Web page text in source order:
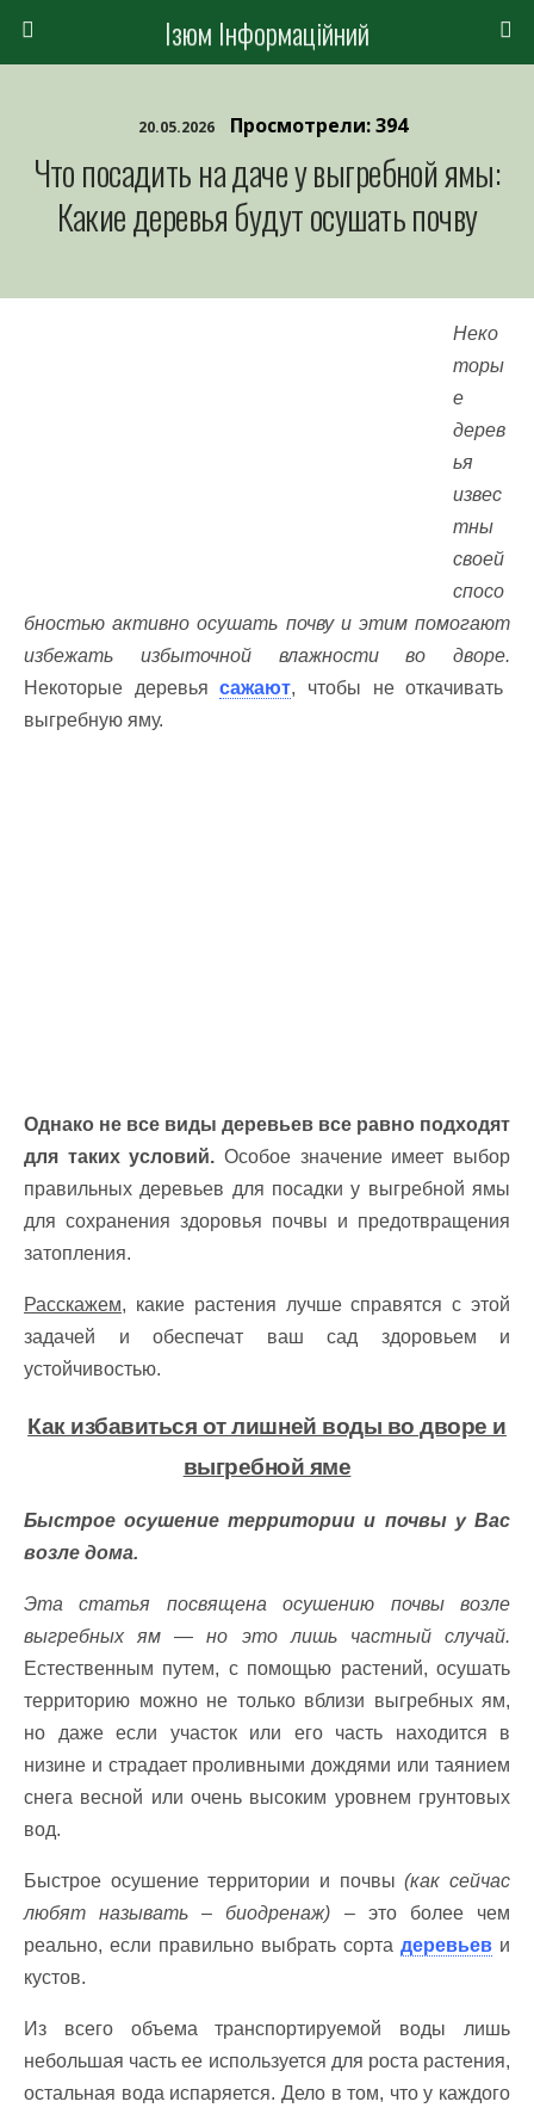
Ізюм Інформаційний
20.05.2026 Просмотрели: 394
Что посадить на даче у выгребной ямы:
Какие деревья будут осушать почву
Неко
торы
е
дерев
ья
извес
тны
своей
спосо
бностью активно осушать почву и этим помогают
избежать избыточной влажности во дворе.
Некоторые деревьясажают, чтобы не откачивать
выгребную яму.
Однако не все виды деревьев все равно подходят
для таких условий. Особое значение имеет выбор
правильных деревьев для посадки у выгребной ямы
для сохранения здоровья почвы и предотвращения
затопления.
Расскажем, какие растения лучше справятся с этой
задачей и обеспечат ваш сад здоровьем и
устойчивостью.
Как избавиться от лишней воды во дворе и
выгребной яме
Быстрое осушение территории и почвы у Вас
возле дома.
Эта статья посвящена осушению почвы возле
выгребных ям — но это лишь частный случай.
Естественным путем, с помощью растений, осушать
территорию можно не только вблизи выгребных ям,
но даже если участок или его часть находится в
низине и страдает проливными дождями или таянием
снега весной или очень высоким уровнем грунтовых
вод.
Быстрое осушение территории и почвы(как сейчас
любят называть – биодренаж) – это более чем
реально, если правильно выбрать сорта деревьев и
кустов.
Из всего объема транспортируемой воды лишь
небольшая часть ее используется для роста растения,
остальная вода испаряется. Дело в том, что у каждого